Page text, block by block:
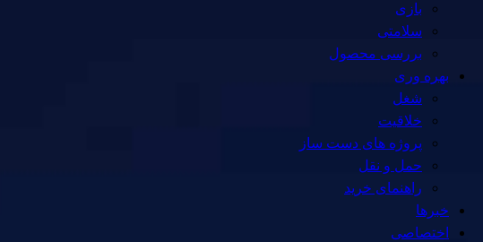
بازی
سلامتی
بررسی محصول
بهره وری
شغل
خلاقیت
پروژه های دست ساز
حمل و نقل
راهنمای خرید
خبرها
اختصاصی